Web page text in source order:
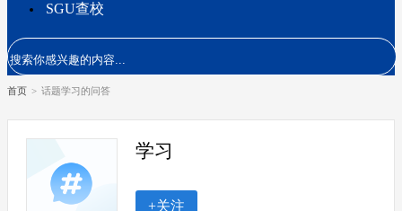
SGU查校
首页 > 话题学习的问答
学习
+关注